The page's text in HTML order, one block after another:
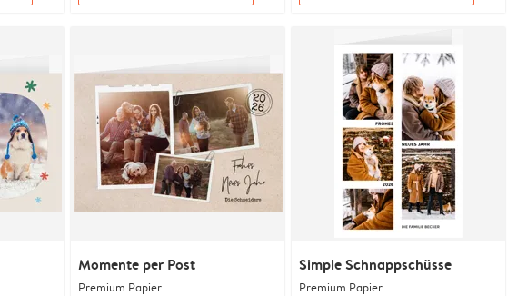
Momente per Post
Premium Papier
Simple Schnappschüsse
Premium Papier